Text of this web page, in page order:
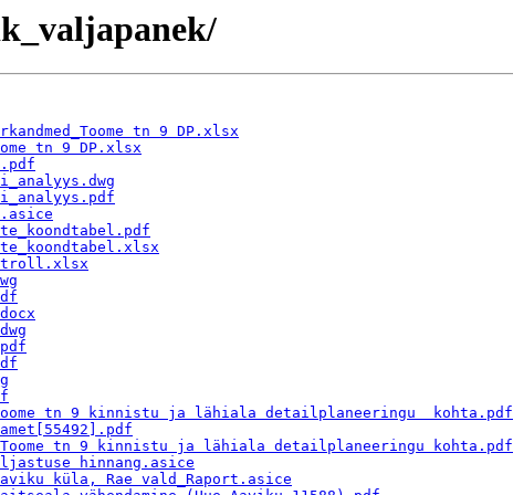
tn 9 DP.xlsx
tn 9 DP.xlsx
Toome tn 9 kinnistu ja lähiala detailplaneeringu  kohta.pdf
Toome tn 9 kinnistu ja lähiala detailplaneeringu kohta.pdf
hinnang.asice
küla, Rae vald_Raport.asice